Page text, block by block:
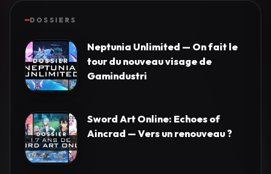
DOSSIERS
Neptunia Unlimited — On fait le
tour du nouveau visage de
Gamindustri
Sword Art Online: Echoes of
Aincrad — Vers un renouveau ?